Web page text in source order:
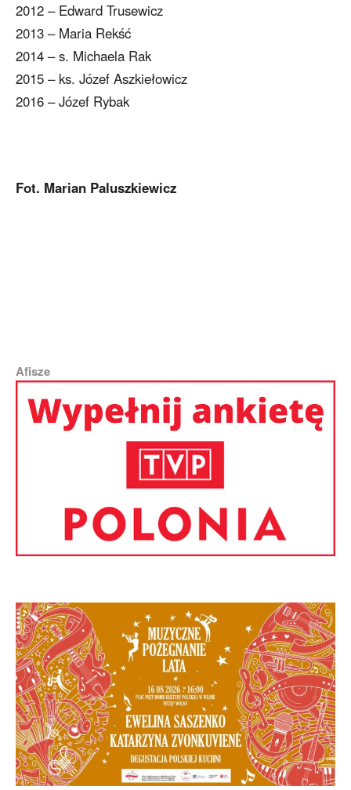
2012 – Edward Trusewicz
2013 – Maria Rekść
2014 – s. Michaela Rak
2015 – ks. Józef Aszkiełowicz
2016 – Józef Rybak
Fot. Marian Paluszkiewicz
Afisze